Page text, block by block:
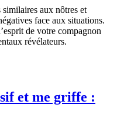
aux nôtres et
face aux situations.
de votre compagnon
révélateurs.
et me griffe :